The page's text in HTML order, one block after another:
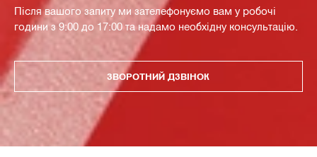
Після вашого запиту ми зателефонуємо вам у робочі
години з 9:00 до 17:00 та надамо необхідну консультацію.
ЗВОРОТНИЙ ДЗВІНОК